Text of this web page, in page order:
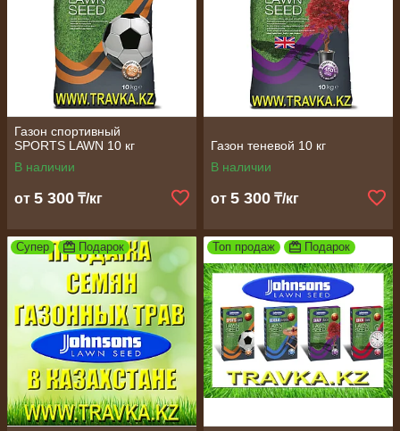
Газон спортивный
SPORTS LAWN 10 кг
В наличии
от 5 300 ₸/кг
Газон теневой 10 кг
В наличии
от 5 300 ₸/кг
Супер Подарок Топ продаж Подарок